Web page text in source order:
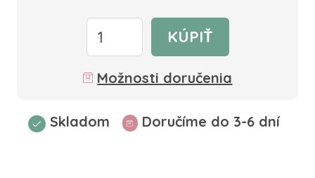
KÚPIŤ
Možnosti doručenia
Skladom Doručíme do 3-6 dní